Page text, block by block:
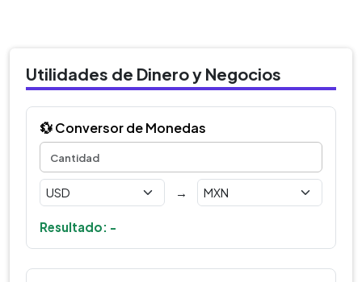
Utilidades de Dinero y Negocios
💱 Conversor de Monedas
→
Resultado: -